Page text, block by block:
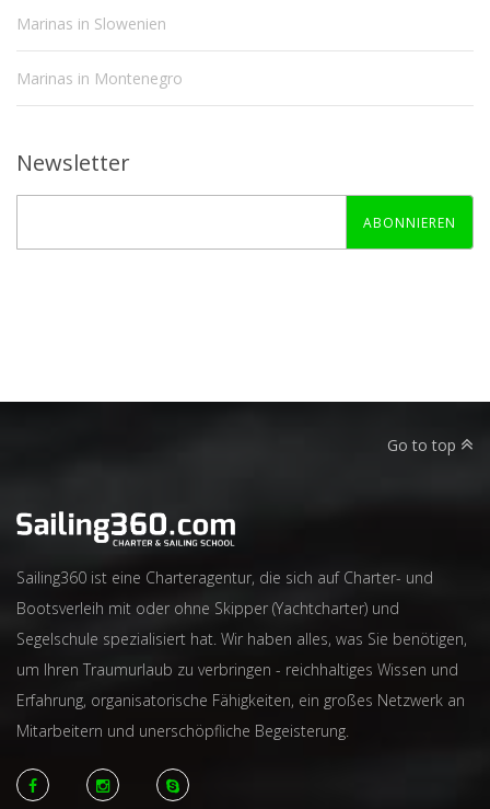
Marinas in Slowenien
Marinas in Montenegro
Newsletter
ABONNIEREN
Go to top
Sailing360 ist eine Charteragentur, die sich auf Charter- und
Bootsverleih mit oder ohne Skipper (Yachtcharter) und
Segelschule spezialisiert hat. Wir haben alles, was Sie benötigen,
um Ihren Traumurlaub zu verbringen - reichhaltiges Wissen und
Erfahrung, organisatorische Fähigkeiten, ein großes Netzwerk an
Mitarbeitern und unerschöpfliche Begeisterung.